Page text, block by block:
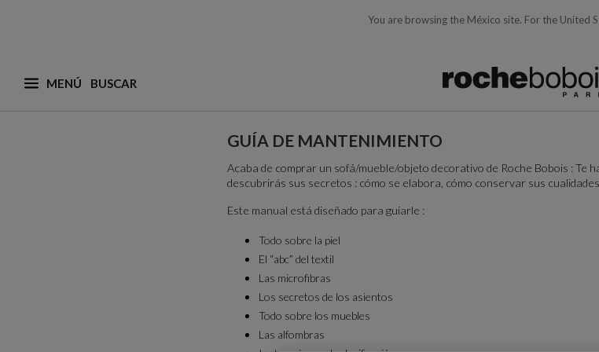
You are browsing the México site. For the United
MENÚ
¿Qué está buscando? (adaptamos las sugerencias aquí debajo acorde con lo que está buscando)
GUÍA DE MANTENIMIENTO
Acaba de comprar un sofá/mueble/objeto decorativo de Roche Bobois : Te
descubrirás sus secretos : cómo se elabora, cómo conservar sus
Este manual está diseñado para guiarle :
Todo sobre la piel
El “abc” del textil
Las microfibras
Los secretos de los asientos
Todo sobre los muebles
Las alfombras